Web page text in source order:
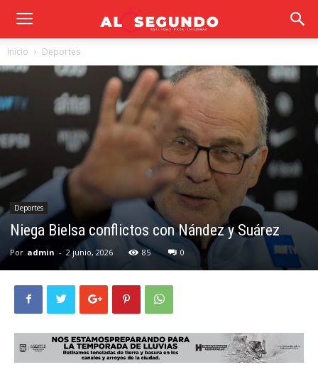
Inicio Deportes
Deportes
Niega Bielsa conflictos con Nández y Suárez
Por admin - 2 junio, 2026 85 0